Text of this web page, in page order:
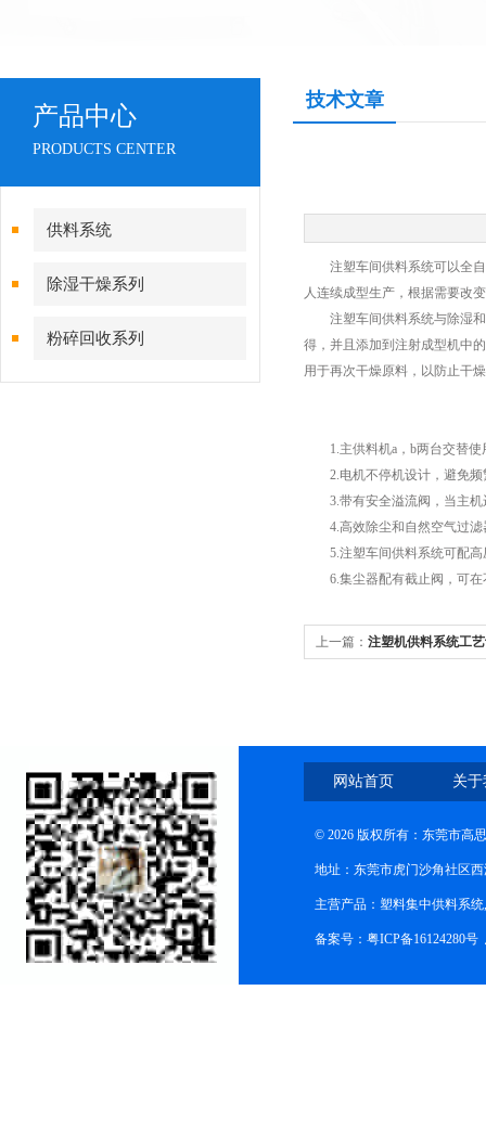
产品中心
PRODUCTS CENTER
供料系统
除湿干燥系列
粉碎回收系列
技术文章
注塑车间供料系统可以全自
人连续成型生产，根据需要改
注塑车间供料系统与除湿和
得，并且添加到注射成型机中
用于再次干燥原料，以防止干
1.主供料机a，b两台交替使
2.电机不停机设计，避免频
3.带有安全溢流阀，当主机
4.高效除尘和自然空气过滤
5.注塑车间供料系统可配高
6.集尘器配有截止阀，可在
上一篇： 注塑机供料系统工
网站首页 关
© 2026 版权所有：东莞市高
地址：东莞市虎门沙角社区
主营产品：塑料集中供料系
备案号：粤ICP备16124280号